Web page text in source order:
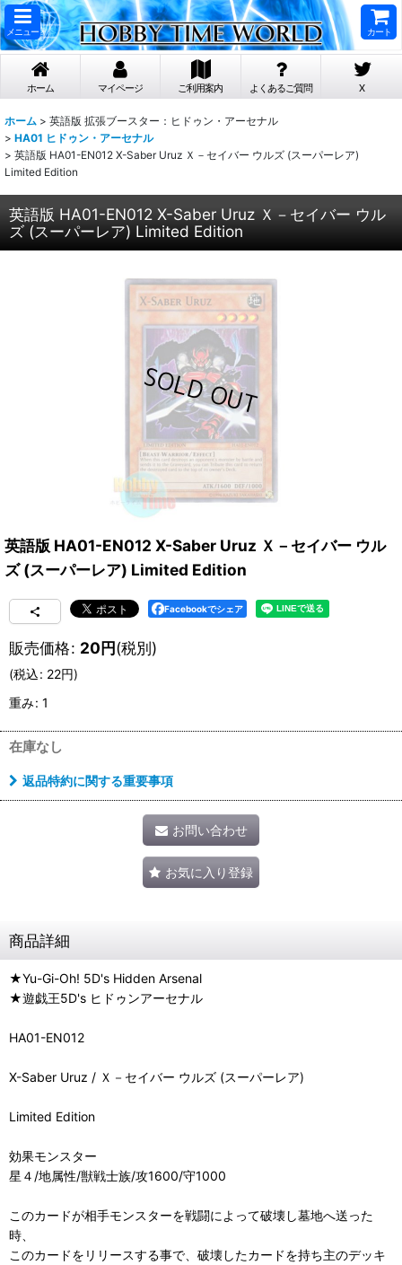
メニュー カート
ホーム マイページ ご利用案内 よくあるご質問 X
ホーム > 英語版 拡張ブースター：ヒドゥン・アーセナル
> HA01 ヒドゥン・アーセナル
> 英語版 HA01-EN012 X-Saber Uruz Ｘ－セイバー ウルズ (スーパーレア)
Limited Edition
英語版 HA01-EN012 X-Saber Uruz Ｘ－セイバー ウル
ズ (スーパーレア) Limited Edition
英語版 HA01-EN012 X-Saber Uruz Ｘ－セイバー ウル
ズ (スーパーレア) Limited Edition
Facebookでシェア
販売価格: 20円(税別)
(税込: 22円)
重み: 1
在庫なし
返品特約に関する重要事項
お問い合わせ
お気に入り登録
商品詳細
★Yu-Gi-Oh! 5D's Hidden Arsenal
★遊戯王5D's ヒドゥンアーセナル
HA01-EN012
X-Saber Uruz / Ｘ－セイバー ウルズ (スーパーレア)
Limited Edition
効果モンスター
星４/地属性/獣戦士族/攻1600/守1000
このカードが相手モンスターを戦闘によって破壊し墓地へ送った
時、
このカードをリリースする事で、破壊したカードを持ち主のデッキ